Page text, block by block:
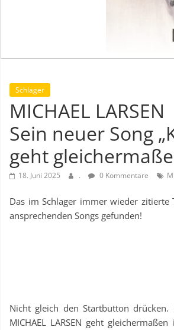
Schlager
MICHAEL LARSEN
Sein neuer Song
geht
18. Juni 2025 . 0 Kommentare
Das im Schlager immer wieder
ansprechenden Songs gefunden!
Nicht gleich den Startbutton
MICHAEL LARSEN geht